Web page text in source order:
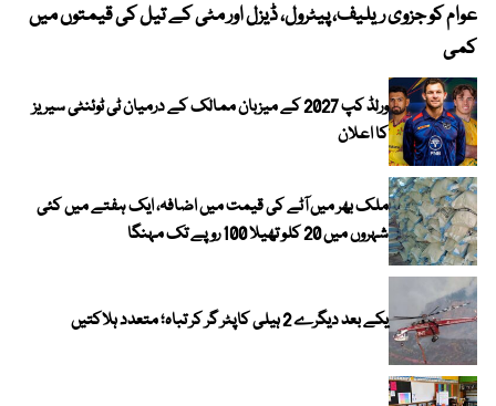
عوام کو جزوی ریلیف، پیٹرول، ڈیزل اور مٹی کے تیل کی قیمتوں میں
کمی
ورلڈ کپ 2027 کے میزبان ممالک کے درمیان ٹی ٹوئنٹی سیریز
کا اعلان
ملک بھر میں آٹے کی قیمت میں اضافہ، ایک ہفتے میں کئی
شہروں میں 20 کلو تھیلا 100 روپے تک مہنگا
یکے بعد دیگرے 2 ہیلی کاپٹر گر کر تباہ؛ متعدد ہلاکتیں